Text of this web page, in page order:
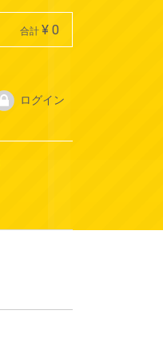
合計 ¥ 0
ログイン